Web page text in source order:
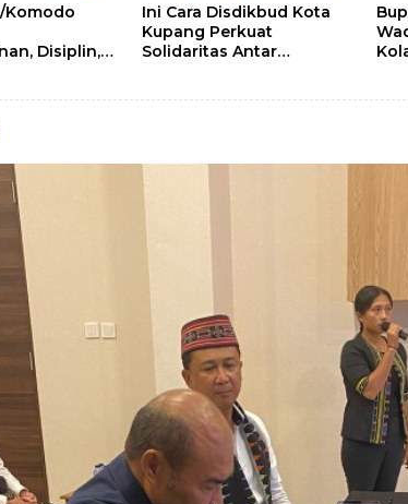
Komodo
Disiplin,
Ini Cara Disdikbud Kota
Kupang Perkuat
Solidaritas Antar